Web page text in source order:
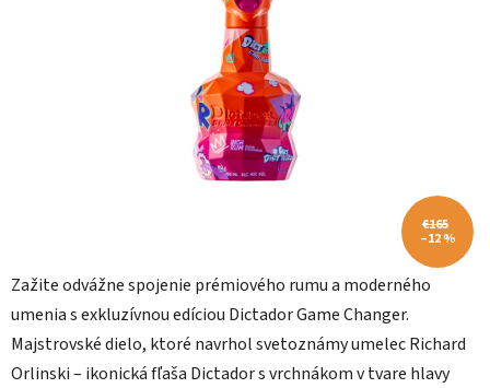
Zažite odvážne spojenie prémiového rumu a moderného
umenia s exkluzívnou edíciou Dictador Game Changer.
Majstrovské dielo, ktoré navrhol svetoznámy umelec Richard
Orlinski – ikonická fľaša Dictador s vrchnákom v tvare hlavy
€165
–12 %